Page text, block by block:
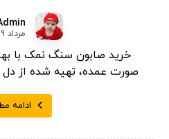
مرداد 9, 1399
خرید صابون سنگ نمک با
صورت عمده، تهیه شده از
ادامه